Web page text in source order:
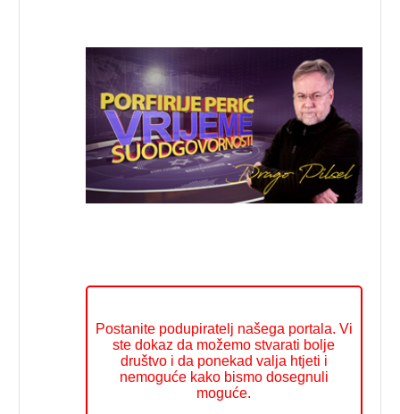
Postanite podupiratelj našega portala. Vi
ste dokaz da možemo stvarati bolje
društvo i da ponekad valja htjeti i
nemoguće kako bismo dosegnuli
moguće.